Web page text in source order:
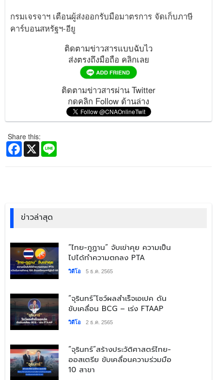
กรมเจรจาฯ เตือนผู้ส่งออกรับมือมาตรการ จัดเก็บภาษี
คาร์บอนสหรัฐฯ-อียู
ติดตามข่าวสารแบบฉับไว
ส่งตรงถึงมือถือ คลิกเลย
ติดตามข่าวสารผ่าน Twitter
กดคลิก Follow ด้านล่าง
Share this:
Facebook
X
ข่าวล่าสุด
“ไทย-ภูฏาน” จับเข่าคุย ความเป็น
ไปได้ทำความตกลง PTA
วิดีโอ 5 ธ.ค. 2565
“จุรินทร์”โชว์ผลสำเร็จเอเปค ดัน
ขับเคลื่อน BCG – เร่ง FTAAP
วิดีโอ 2 ธ.ค. 2565
“จุรินทร์”สร้างประวัติศาสตร์ไทย-
ออสเตรีย ขับเคลื่อนความร่วมมือ
10 สาขา